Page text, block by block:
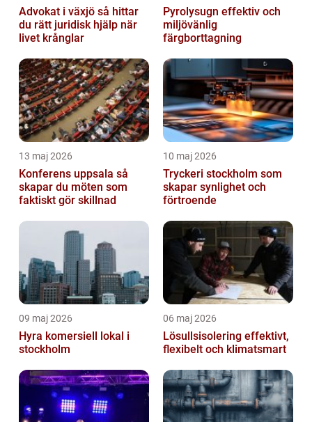
Advokat i växjö så hittar
du rätt juridisk hjälp när
livet krånglar
Pyrolysugn effektiv och
miljövänlig
färgborttagning
13 maj 2026
Konferens uppsala så
skapar du möten som
faktiskt gör skillnad
10 maj 2026
Tryckeri stockholm som
skapar synlighet och
förtroende
09 maj 2026
Hyra komersiell lokal i
stockholm
06 maj 2026
Lösullsisolering effektivt,
flexibelt och klimatsmart